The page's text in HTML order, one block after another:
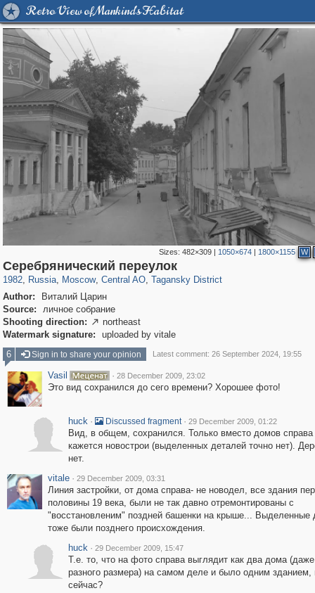
Retro View of Mankind's Habitat
Sizes: 482×309| 1050×674| 1800×1155 W
Серебрянический переулок
1982, Russia
1,406,255 29,243
, Moscow
319,780 8,286
, Central AO
159,978 5,916
, Tagansky District
10,738
Author:
Виталий Царин
Source:
личное собрание
Shooting direction:  northeast
Watermark signature:
uploaded by vitale
6
Sign in to share your opinion Latest comment: 26 September 2024, 19:55
Vasil · 28 December 2009, 23:02
Это вид сохранился до сего времени? Хорошее фото!
huck · Discussed fragment · 29 December 2009, 01:22
Вид, в общем, сохранился. Только вместо домов справа
кажется новострои (выделенных деталей точно нет).
нет.
vitale · 29 December 2009, 03:31
Линия застройки, от дома справа- не новодел, все здания
половины 19 века, были не так давно отремонтированы с
"восстановленим" поздней башенки на крыше... Выделенные
тоже были позднего происхождения.
huck · 29 December 2009, 15:47
Т.е. то, что на фото справа выглядит как два дома
разного размера) на самом деле и было одним зданием,
сейчас?